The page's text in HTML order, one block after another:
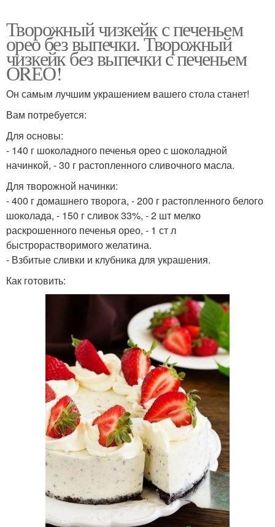
Творожный чизкейк с печеньем
орео без выпечки. Творожный
чизкейк без выпечки с печеньем
ОRЕО!
Он самым лучшим украшением вашего стола станет!
Вам потребуется:
Для основы:
- 140 г шоколадного печенья орео с шоколадной
начинкой, - 30 г растопленного сливочного масла.
Для творожной начинки:
- 400 г домашнего творога, - 200 г растопленного белого
шоколада, - 150 г сливок 33%, - 2 шт мелко
раскрошенного печенья орео, - 1 ст л
быстрорастворимого желатина.
- Взбитые сливки и клубника для украшения.
Как готовить: